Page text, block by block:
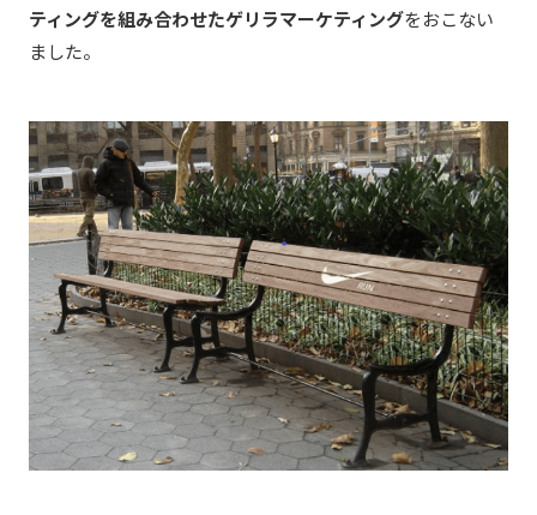
ティングを組み合わせたゲリラマーケティングをおこない
ました。